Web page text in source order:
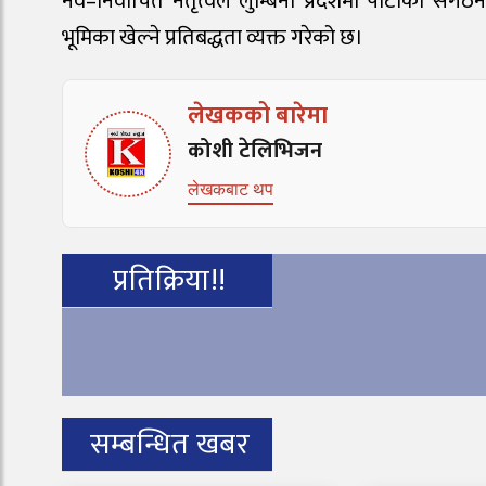
भूमिका खेल्ने प्रतिबद्धता व्यक्त गरेको छ।
लेखकको बारेमा
कोशी टेलिभिजन
लेखकबाट थप
प्रतिक्रिया!!
सम्बन्धित खबर